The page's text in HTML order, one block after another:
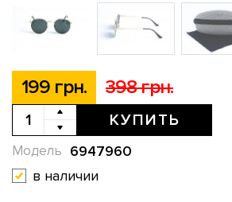
199 грн. 398 грн.
КУПИТЬ
6947960
Модель
в наличии